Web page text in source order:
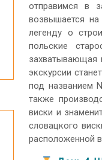
отправимся в
возвышается
легенду о
польские
захватывающая
экскурсии
под названием
также
виски и
словацкого
расположенной